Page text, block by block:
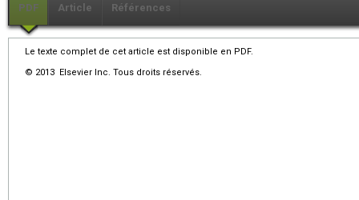
PDF Article Références
Le texte complet de cet article est disponible en PDF.
© 2013 Elsevier Inc. Tous droits réservés.